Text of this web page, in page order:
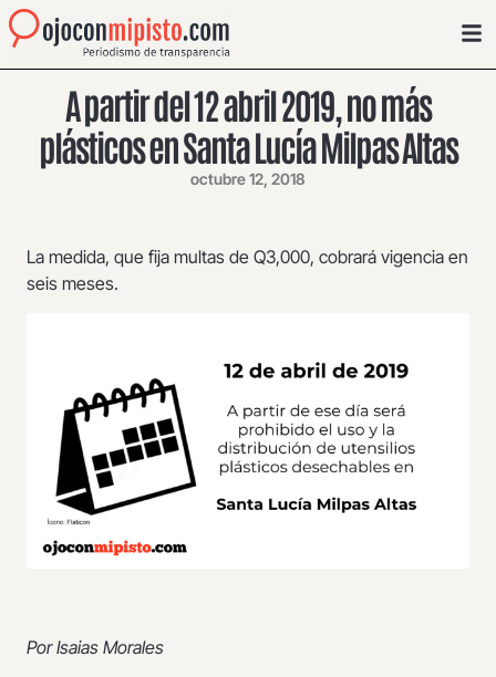
A partir del 12 abril 2019, no más
plásticos en Santa Lucía Milpas Altas
octubre 12, 2018
La medida, que fija multas de Q3,000, cobrará vigencia en
seis meses.
Por Isaias Morales